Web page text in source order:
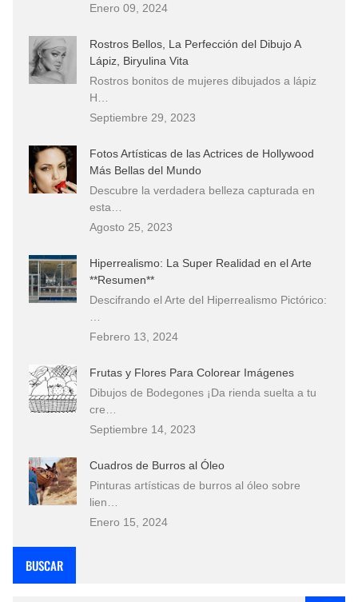
Enero 09, 2024
Rostros Bellos, La Perfección del Dibujo A
Lápiz, Biryulina Vita
Rostros bonitos de mujeres dibujados a lápiz
H…
Septiembre 29, 2023
Fotos Artísticas de las Actrices de Hollywood
Más Bellas del Mundo
Descubre la verdadera belleza capturada en
esta…
Agosto 25, 2023
Hiperrealismo: La Super Realidad en el Arte
**Resumen**
Descifrando el Arte del Hiperrealismo Pictórico:
Febrero 13, 2024
Frutas y Flores Para Colorear Imágenes
Dibujos de Bodegones ¡Da rienda suelta a tu
cre…
Septiembre 14, 2023
Cuadros de Burros al Óleo
Pinturas artísticas de burros al óleo sobre
lien…
Enero 15, 2024
BUSCAR